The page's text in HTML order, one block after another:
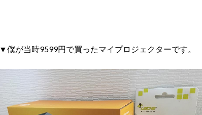
▼僕が当時9599円で買ったマイプロジェクターです。